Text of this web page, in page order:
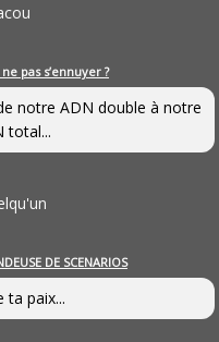
pas s’ennuyer ?
notre ADN double à notre
total...
DE SCENARIOS
ta paix...